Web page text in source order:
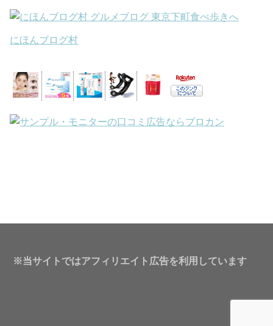
にほんブログ村
※当サイトではアフィリエイト広告を利用しています